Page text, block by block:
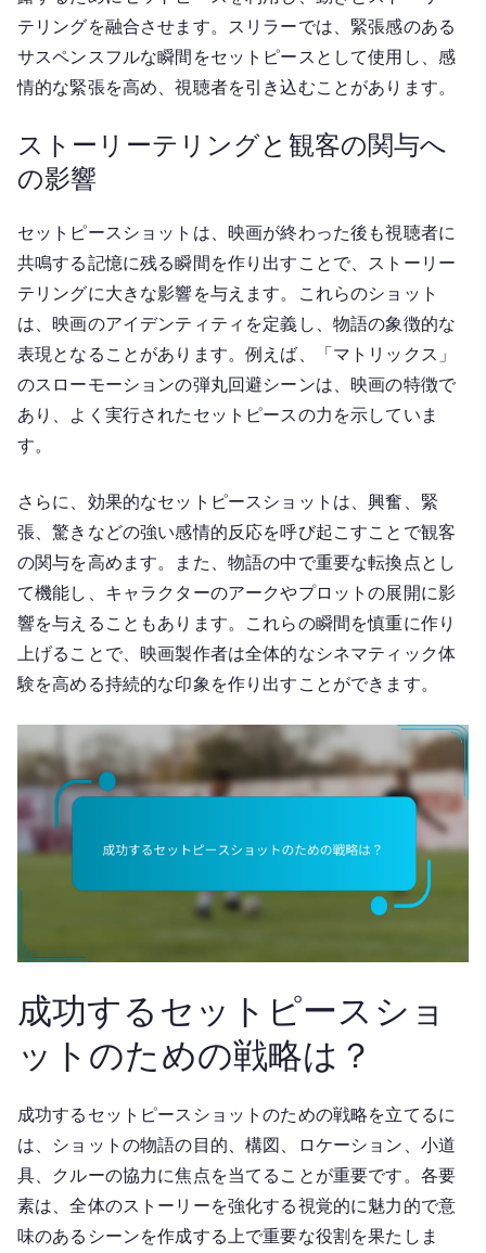
テリングを融合させます。スリラーでは、緊張感のある
サスペンスフルな瞬間をセットピースとして使用し、感
情的な緊張を高め、視聴者を引き込むことがあります。
ストーリーテリングと観客の関与へ
の影響
セットピースショットは、映画が終わった後も視聴者に
共鳴する記憶に残る瞬間を作り出すことで、ストーリー
テリングに大きな影響を与えます。これらのショット
は、映画のアイデンティティを定義し、物語の象徴的な
表現となることがあります。例えば、「マトリックス」
のスローモーションの弾丸回避シーンは、映画の特徴で
あり、よく実行されたセットピースの力を示していま
す。
さらに、効果的なセットピースショットは、興奮、緊
張、驚きなどの強い感情的反応を呼び起こすことで観客
の関与を高めます。また、物語の中で重要な転換点とし
て機能し、キャラクターのアークやプロットの展開に影
響を与えることもあります。これらの瞬間を慎重に作り
上げることで、映画製作者は全体的なシネマティック体
験を高める持続的な印象を作り出すことができます。
成功するセットピースショ
ットのための戦略は？
成功するセットピースショットのための戦略を立てるに
は、ショットの物語の目的、構図、ロケーション、小道
具、クルーの協力に焦点を当てることが重要です。各要
素は、全体のストーリーを強化する視覚的に魅力的で意
味のあるシーンを作成する上で重要な役割を果たしま